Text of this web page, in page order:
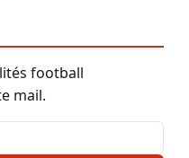
football
mail.